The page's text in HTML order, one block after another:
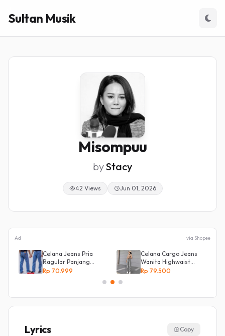
Sultan Musik
Misompuu
byStacy
42 Views Jun 01, 2026
Ad via Shopee
Celana Jeans Pria
Ragular Panjang
Bahan Bagus Original
Rp 70.999
Celana Cargo Jeans
Wanita Highwaist
Loose
Rp 79.500
Lyrics Copy